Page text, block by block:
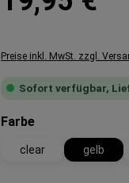
Preise inkl. MwSt. zzgl.
Sofort verfügbar,
Farbeauswählen
clear gelb